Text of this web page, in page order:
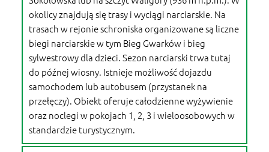
okolicy znajdują się trasy i wyciągi narciarskie. Na
trasach w rejonie schroniska organizowane są liczne
biegi narciarskie w tym Bieg Gwarków i bieg
sylwestrowy dla dzieci. Sezon narciarski trwa tutaj
do późnej wiosny. Istnieje możliwość dojazdu
samochodem lub autobusem (przystanek na
przełęczy). Obiekt oferuje całodzienne wyżywienie
oraz noclegi w pokojach 1, 2, 3 i wieloosobowych w
standardzie turystycznym.